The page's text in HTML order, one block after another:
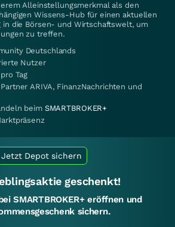
Alleinstellungsmerkmal als den
Wissens-Hub für einen aktuellen
in die Börsen- und Wirtschaftswelt, um
zu treffen.
Deutschlands
Nutzer
Tag
ARIVA, FinanzNachrichten und
beim SMARTBROKER+
Jetzt Depot sichern
geschenkt!
SMARTBROKER+ eröffnen und
sichern.